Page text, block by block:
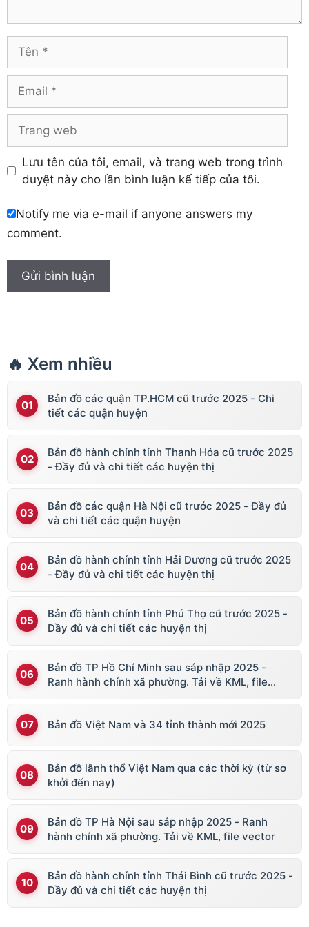
Hậu Giang
Hưng Yên
Khánh Hòa
Vĩnh Phúc
web
Lưu tên của tôi, email, và trang web trong trình
duyệt này cho lần bình luận kế tiếp của tôi.
Notify me via e-mail if anyone answers my
comment.
🔥 Xem nhiều
Bản đồ các quận TP.HCM cũ trước 2025 - Chi
tiết các quận huyện
Bản đồ hành chính tỉnh Thanh Hóa cũ trước 2025
- Đầy đủ và chi tiết các huyện thị
Bản đồ các quận Hà Nội cũ trước 2025 - Đầy đủ
và chi tiết các quận huyện
Bản đồ hành chính tỉnh Hải Dương cũ trước 2025
- Đầy đủ và chi tiết các huyện thị
Bản đồ hành chính tỉnh Phú Thọ cũ trước 2025 -
Đầy đủ và chi tiết các huyện thị
Bản đồ TP Hồ Chí Minh sau sáp nhập 2025 -
Ranh hành chính xã phường. Tải về KML, file
Bản đồ Việt Nam và 34 tỉnh thành mới 2025
Bản đồ lãnh thổ Việt Nam qua các thời kỳ (từ sơ
khởi đến nay)
Bản đồ TP Hà Nội sau sáp nhập 2025 - Ranh
hành chính xã phường. Tải về KML, file vector
Bản đồ hành chính tỉnh Thái Bình cũ trước 2025 -
Đầy đủ và chi tiết các huyện thị